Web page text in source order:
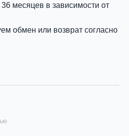
месяцев в зависимости от
обмен или возврат согласно